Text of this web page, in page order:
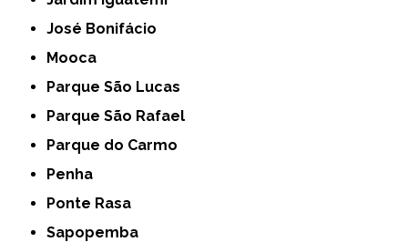
José Bonifácio
Mooca
Parque São Lucas
Parque São Rafael
Parque do Carmo
Penha
Ponte Rasa
Sapopemba